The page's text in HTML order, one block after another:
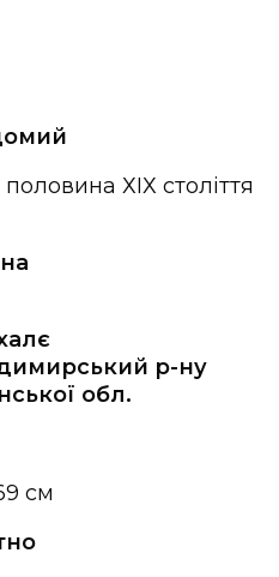
ХІХ століття
р-ну
обл.
см